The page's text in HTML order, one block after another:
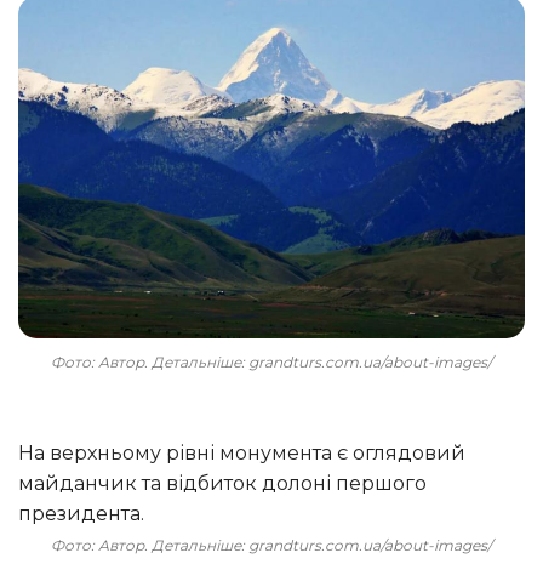
Фото: Автор. Детальніше: grandturs.com.ua/about-images/
На верхньому рівні монумента є оглядовий
майданчик та відбиток долоні першого
президента.
Фото: Автор. Детальніше: grandturs.com.ua/about-images/